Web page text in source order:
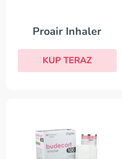
Proair Inhaler
KUP TERAZ